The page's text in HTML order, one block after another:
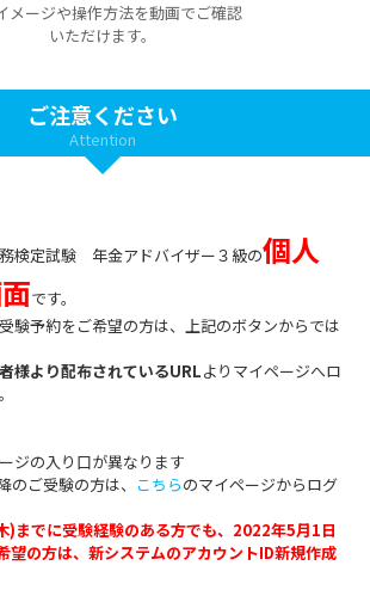
メージや操作方法を動画でご確認
いただけます。
ご注意ください
Attention
検定試験 年金アドバイザー３級の個人
です。
験予約をご希望の方は、上記のボタンからでは
様より配布されているURLよりマイページへロ
ジの入り口が異なります
のご受験の方は、 こちらのマイページからログ
までに受験経験のある方でも、2022年5月1日
望の方は、新システムのアカウントID新規作成